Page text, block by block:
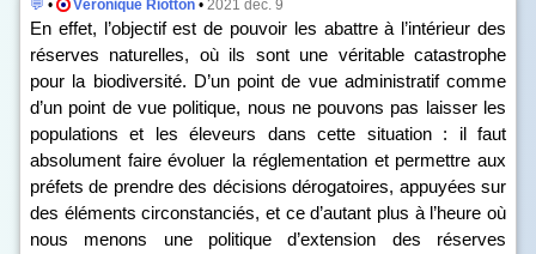
💬 • Véronique Riotton • 2021 déc. 9
En effet, l’objectif est de pouvoir les abattre à l’intérieur des
réserves naturelles, où ils sont une véritable catastrophe
pour la biodiversité. D’un point de vue administratif comme
d’un point de vue politique, nous ne pouvons pas laisser les
populations et les éleveurs dans cette situation : il faut
absolument faire évoluer la réglementation et permettre aux
préfets de prendre des décisions dérogatoires, appuyées sur
des éléments circonstanciés, et ce d’autant plus à l’heure où
nous menons une politique d’extension des réserves